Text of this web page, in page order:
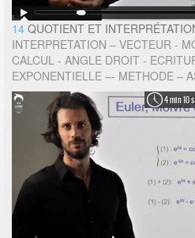
14 QUOTIENT ET
INTERPRETATION – VECTEUR -
CALCUL - ANGLE DROIT -
EXPONENTIELLE –- METHODE –
4 min 10 s